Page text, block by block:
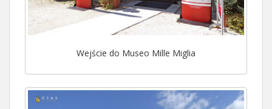
Wejście do Museo Mille Miglia